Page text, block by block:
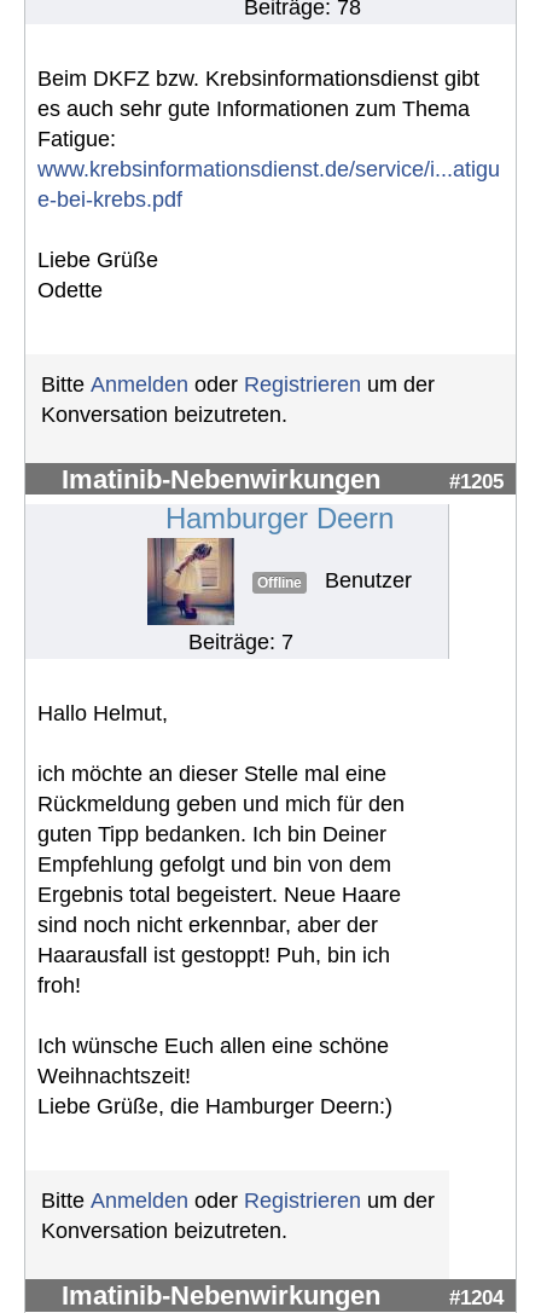
Beiträge: 78
Beim DKFZ bzw. Krebsinformationsdienst gibt
es auch sehr gute Informationen zum Thema
Fatigue:
www.krebsinformationsdienst.de/service/i...atigu
e-bei-krebs.pdf
Liebe Grüße
Odette
Bitte Anmelden oder Registrieren um der
Konversation beizutreten.
Imatinib-Nebenwirkungen #1205
Hamburger Deern
Offline Benutzer
Beiträge: 7
Hallo Helmut,
ich möchte an dieser Stelle mal eine
Rückmeldung geben und mich für den
guten Tipp bedanken. Ich bin Deiner
Empfehlung gefolgt und bin von dem
Ergebnis total begeistert. Neue Haare
sind noch nicht erkennbar, aber der
Haarausfall ist gestoppt! Puh, bin ich
froh!
Ich wünsche Euch allen eine schöne
Weihnachtszeit!
Liebe Grüße, die Hamburger Deern:)
Bitte Anmelden oder Registrieren um der
Konversation beizutreten.
Imatinib-Nebenwirkungen #1204